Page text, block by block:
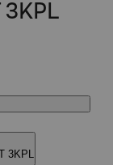
3KPL
3KPL